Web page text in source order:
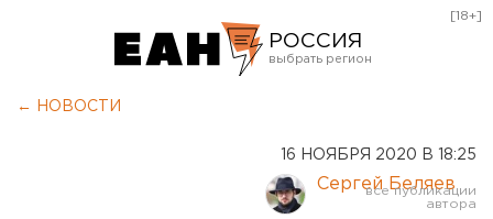
РОССИЯ
Курган
Оренбург
[18+]
← НОВОСТИ
16 НОЯБРЯ 2020 В 18:25
Сергей Беляев